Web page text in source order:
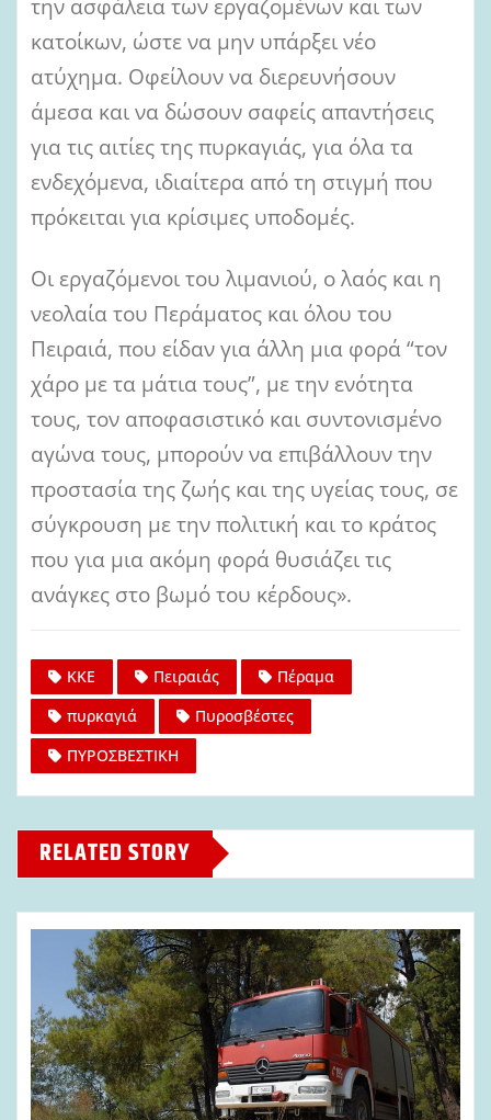
την ασφάλεια των εργαζομένων και των
κατοίκων, ώστε να μην υπάρξει νέο
ατύχημα. Οφείλουν να διερευνήσουν
άμεσα και να δώσουν σαφείς απαντήσεις
για τις αιτίες της πυρκαγιάς, για όλα τα
ενδεχόμενα, ιδιαίτερα από τη στιγμή που
πρόκειται για κρίσιμες υποδομές.
Οι εργαζόμενοι του λιμανιού, ο λαός και η
νεολαία του Περάματος και όλου του
Πειραιά, που είδαν για άλλη μια φορά “τον
χάρο με τα μάτια τους”, με την ενότητα
τους, τον αποφασιστικό και συντονισμένο
αγώνα τους, μπορούν να επιβάλλουν την
προστασία της ζωής και της υγείας τους, σε
σύγκρουση με την πολιτική και το κράτος
που για μια ακόμη φορά θυσιάζει τις
ανάγκες στο βωμό του κέρδους».
ΚΚΕ Πειραιάς
Πέραμα
πυρκαγιά
Πυροσβέστες
ΠΥΡΟΣΒΕΣΤΙΚΗ
RELATED STORY